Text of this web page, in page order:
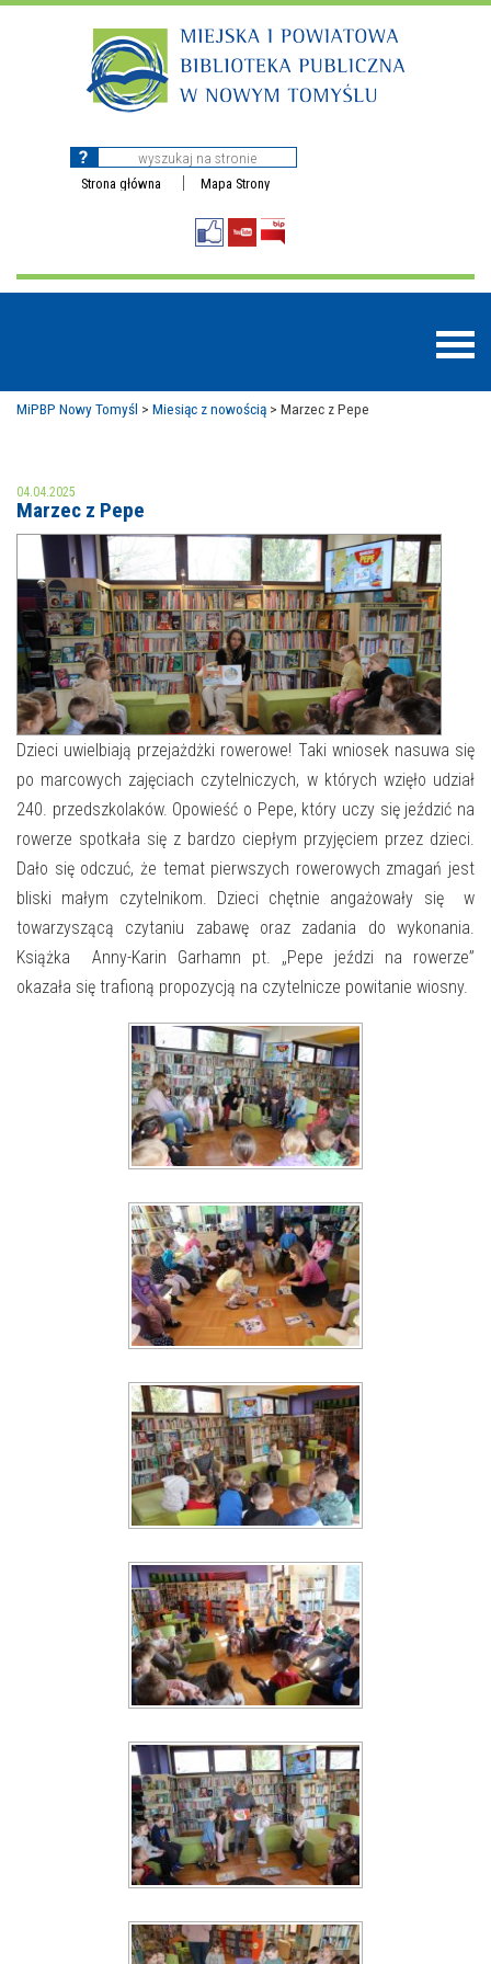
Strona główna Mapa Strony
MOJE KONTO
AKTUALNOŚCI
NAJBLIŻSZE WYDARZENIA
WYDARZENIA BIEŻĄCE
WYDARZYŁO SIĘ
NASZA OFERTA
STREFA WIEDZY O REGIONIE
STREFA KOLORU
FORMY STAŁE
NASZE FILIE
POLECANE STRONY
WYDARZENIA KULTURALNE
FOTO
E-INFORMATOR
MiPBP Nowy Tomyśl > Miesiąc z nowością > Marzec z Pepe
04.04.2025
Marzec z Pepe
Dzieci uwielbiają przejażdżki rowerowe! Taki wniosek nasuwa się
po marcowych zajęciach czytelniczych, w których wzięło udział
240. przedszkolaków. Opowieść o Pepe, który uczy się jeździć na
rowerze spotkała się z bardzo ciepłym przyjęciem przez dzieci.
Dało się odczuć, że temat pierwszych rowerowych zmagań jest
bliski małym czytelnikom. Dzieci chętnie angażowały się w
towarzyszącą czytaniu zabawę oraz zadania do wykonania.
Książka Anny-Karin Garhamn pt. „Pepe jeździ na rowerze”
okazała się trafioną propozycją na czytelnicze powitanie wiosny.